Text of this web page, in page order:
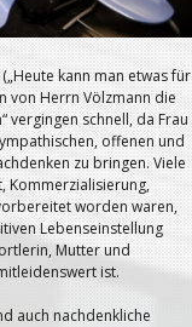
kann man etwas für
von Herrn Völzmann die
vergingen schnell, da Frau
offenen und
zu bringen. Viele
Kommerzialisierung,
worden waren,
Lebenseinstellung
Mutter und
ist.
auch nachdenkliche